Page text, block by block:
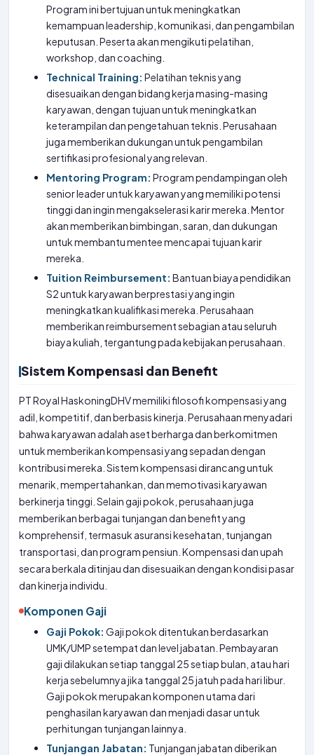
Program ini bertujuan untuk meningkatkan
kemampuan leadership, komunikasi, dan pengambilan
keputusan. Peserta akan mengikuti pelatihan,
workshop, dan coaching.
Technical Training: Pelatihan teknis yang
disesuaikan dengan bidang kerja masing-masing
karyawan, dengan tujuan untuk meningkatkan
keterampilan dan pengetahuan teknis. Perusahaan
juga memberikan dukungan untuk pengambilan
sertifikasi profesional yang relevan.
Mentoring Program: Program pendampingan oleh
senior leader untuk karyawan yang memiliki potensi
tinggi dan ingin mengakselerasi karir mereka. Mentor
akan memberikan bimbingan, saran, dan dukungan
untuk membantu mentee mencapai tujuan karir
mereka.
Tuition Reimbursement: Bantuan biaya pendidikan
S2 untuk karyawan berprestasi yang ingin
meningkatkan kualifikasi mereka. Perusahaan
memberikan reimbursement sebagian atau seluruh
biaya kuliah, tergantung pada kebijakan perusahaan.
Sistem Kompensasi dan Benefit
PT Royal HaskoningDHV memiliki filosofi kompensasi yang
adil, kompetitif, dan berbasis kinerja. Perusahaan menyadari
bahwa karyawan adalah aset berharga dan berkomitmen
untuk memberikan kompensasi yang sepadan dengan
kontribusi mereka. Sistem kompensasi dirancang untuk
menarik, mempertahankan, dan memotivasi karyawan
berkinerja tinggi. Selain gaji pokok, perusahaan juga
memberikan berbagai tunjangan dan benefit yang
komprehensif, termasuk asuransi kesehatan, tunjangan
transportasi, dan program pensiun. Kompensasi dan upah
secara berkala ditinjau dan disesuaikan dengan kondisi pasar
dan kinerja individu.
Komponen Gaji
Gaji Pokok: Gaji pokok ditentukan berdasarkan
UMK/UMP setempat dan level jabatan. Pembayaran
gaji dilakukan setiap tanggal 25 setiap bulan, atau hari
kerja sebelumnya jika tanggal 25 jatuh pada hari libur.
Gaji pokok merupakan komponen utama dari
penghasilan karyawan dan menjadi dasar untuk
perhitungan tunjangan lainnya.
Tunjangan Jabatan: Tunjangan jabatan diberikan